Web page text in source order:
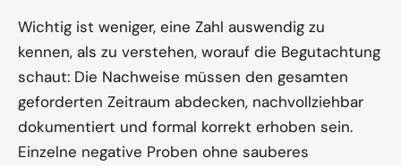
Wichtig ist weniger, eine Zahl auswendig zu
kennen, als zu verstehen, worauf die Begutachtung
schaut: Die Nachweise müssen den gesamten
geforderten Zeitraum abdecken, nachvollziehbar
dokumentiert und formal korrekt erhoben sein.
Einzelne negative Proben ohne sauberes